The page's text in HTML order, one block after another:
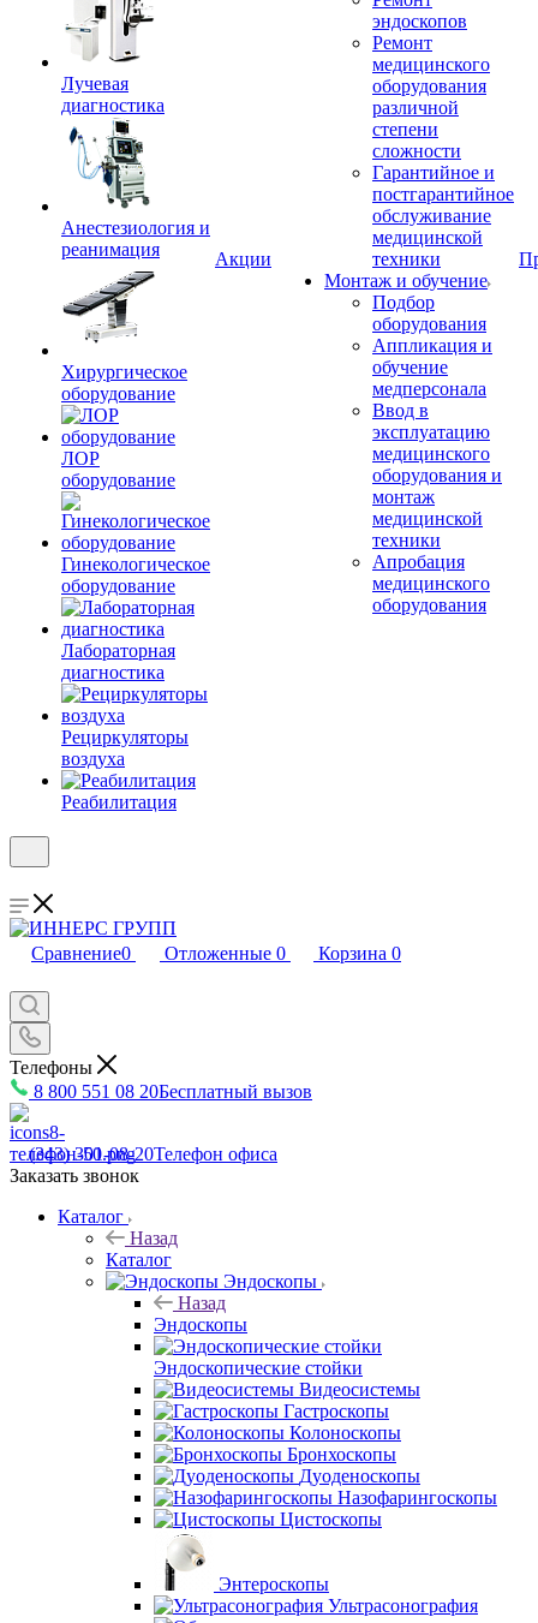
Лучевая
диагностика
Анестезиология и
реанимация
Хирургическое
оборудование
ЛОР
оборудование
Гинекологическое
оборудование
Лабораторная
диагностика
Рециркуляторы
воздуха
Реабилитация
Акции
эндоскопов
Ремонт
медицинского
оборудования
различной
степени
сложности
Гарантийное и
постгарантийное
обслуживание
медицинской
техники
Монтаж и обучение
Подбор
оборудования
Аппликация и
обучение
медперсонала
Ввод в
эксплуатацию
медицинского
оборудования и
монтаж
медицинской
техники
Апробация
медицинского
оборудования
Сравнение0 Отложенные 0 Корзина 0
Телефоны
8 800 551 08 20Бесплатный вызов
(343) 301-08-20Телефон офиса
Заказать звонок
Каталог
Назад
Каталог
Эндоскопы
Назад
Эндоскопы
Эндоскопические стойки
Видеосистемы
Гастроскопы
Колоноскопы
Бронхоскопы
Дуоденоскопы
Назофарингоскопы
Цистоскопы
Энтероскопы
Ультрасонография